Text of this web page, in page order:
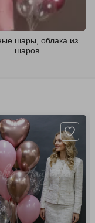
шары, облака из
шаров